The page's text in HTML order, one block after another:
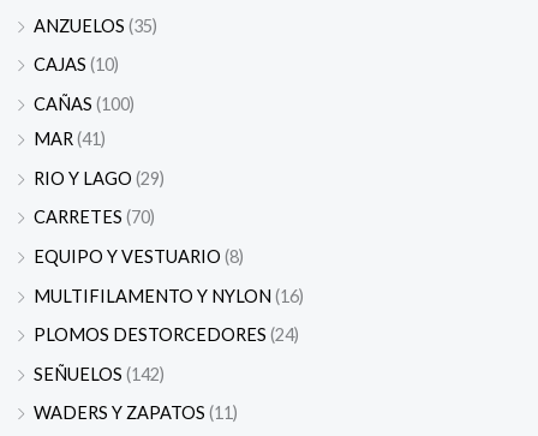
ANZUELOS (35)
CAJAS (10)
CAÑAS (100)
MAR(41)
RIO Y LAGO (29)
CARRETES (70)
EQUIPO Y VESTUARIO (8)
MULTIFILAMENTO Y NYLON (16)
PLOMOS DESTORCEDORES (24)
SEÑUELOS (142)
WADERS Y ZAPATOS (11)